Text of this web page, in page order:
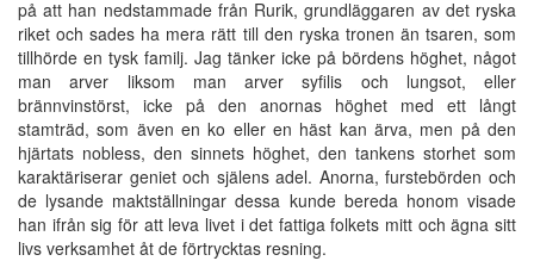
på att han nedstammade från Rurik, grundläggaren av det ryska
riket och sades ha mera rätt till den ryska tronen än tsaren, som
tillhörde en tysk familj. Jag tänker icke på bördens höghet, något
man arver liksom man arver syfilis och lungsot, eller
brännvinstörst, icke på den anornas höghet med ett långt
stamträd, som även en ko eller en häst kan ärva, men på den
hjärtats nobless, den sinnets höghet, den tankens storhet som
karaktäriserar geniet och själens adel. Anorna, furstebörden och
de lysande maktställningar dessa kunde bereda honom visade
han ifrån sig för att leva livet i det fattiga folkets mitt och ägna sitt
livs verksamhet åt de förtrycktas resning.